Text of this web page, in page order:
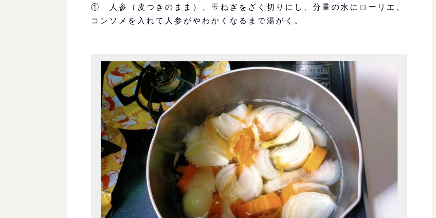
① 人参（皮つきのまま）、玉ねぎをざく切りにし、分量の水にローリエ、
コンソメを入れて人参がやわかくなるまで湯がく。